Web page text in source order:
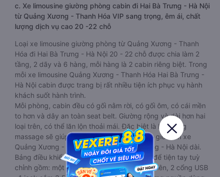
c. Xe limousine giường phòng cabin đi Hai Bà Trưng - Hà Nội
từ Quảng Xương - Thanh Hóa VIP sang trọng, êm ái, chất
lượng dịch vụ cao 20 -22 chỗ
Loại xe limousine giường phòng từ Quảng Xương - Thanh
Hóa đi Hai Bà Trưng - Hà Nội 20 - 22 chỗ được chia làm 2
tầng, 2 dãy và 6 hàng, mỗi hàng là 2 cabin riêng biệt. Trong
mỗi xe limousine Quảng Xương - Thanh Hóa Hai Bà Trưng -
Hà Nội cabin được trang bị rất nhiều tiện ích phục vụ hành
khách suốt hành trình.
Mỗi phòng, cabin đều có gối nằm rời, có gối ôm, có cái mền
to hơn và dây an toàn seat belt. Giường rộng và dài hơn hai
loại trên, có thể lăn lộn thoải mái. Đặc biệt là hệ thống
massage sẽ giúp bạn thư giãn trong những giờ nằm xe
Quảng Xương - Thanh Hóa đến Hai Bà Trưng - Hà Nội dài.
Bảng điều khiển chính nằm ngay cạnh đầu để tiện tay tuỳ
chỉnh gồm: một cái nút to đùng để gọi tiếp viên, 2 cổng USB